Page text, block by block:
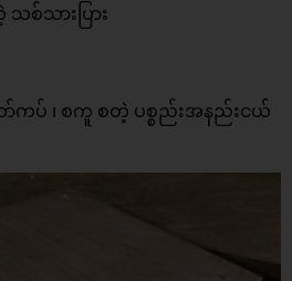
သားပြား
ကပ် ၊ စကူ စတဲ့ ပစ္စည်းအနည်းငယ်